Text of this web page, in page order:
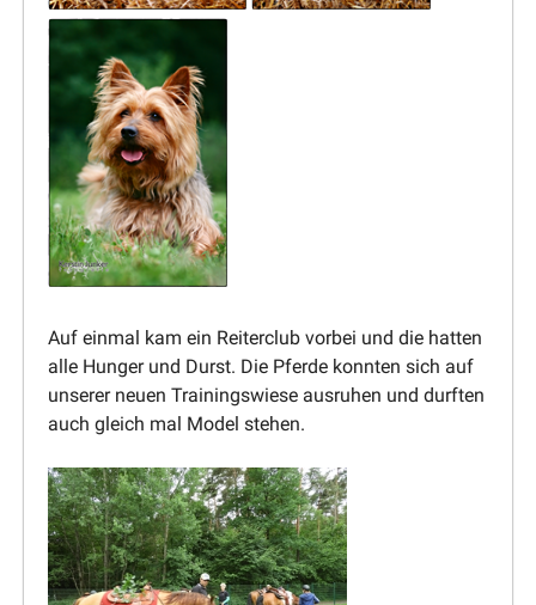
Auf einmal kam ein Reiterclub vorbei und die hatten
alle Hunger und Durst. Die Pferde konnten sich auf
unserer neuen Trainings­wiese ausruhen und durften
auch gleich mal Model stehen.